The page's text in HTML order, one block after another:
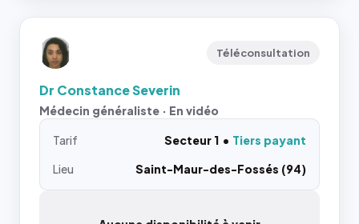
Téléconsultation
Dr Constance Severin
Médecin généraliste · En vidéo
Tarif Secteur 1
Tiers payant
Lieu
Saint-Maur-des-Fossés (94)